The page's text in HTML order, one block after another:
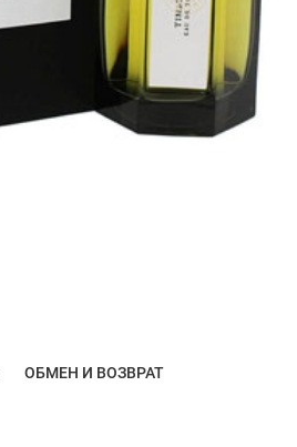
ОБМЕН И ВОЗВРАТ